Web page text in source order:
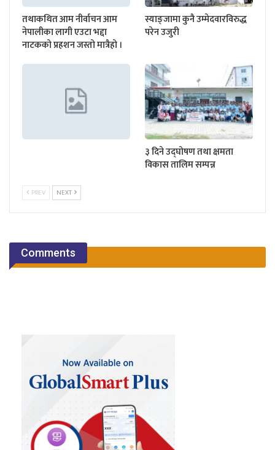
तथाकथित आम नीर्वाचन आम
नेपालीका लागी एउटा भद्दा
नाटकको प्रहशन जस्तो मात्रैहो ।
स्याङ्जामा कुनै उम्मेदवारविरुद्ध
परेन उजुरी
३ दिने उद्घोषण तथा क्षमता
विकास तालिम सम्पन्न
PREV NEXT
Comments